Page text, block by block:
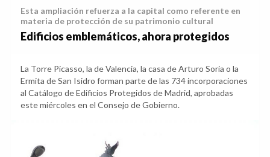
Esta ampliación refuerza a la capital como referente en
materia de protección de su patrimonio cultural
Edificios emblemáticos, ahora protegidos
La Torre Picasso, la de Valencia, la casa de Arturo Soria o la
Ermita de San Isidro forman parte de las 734 incorporaciones
al Catálogo de Edificios Protegidos de Madrid, aprobadas
este miércoles en el Consejo de Gobierno.